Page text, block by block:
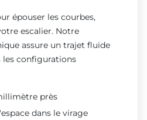
épouser les courbes,
escalier. Notre
assure un trajet fluide
les configurations
près
dans le virage